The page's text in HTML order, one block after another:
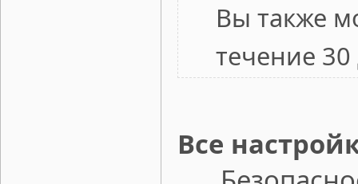
Вы также
течение
Все